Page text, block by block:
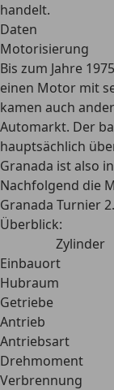
handelt.
Daten
Motorisierung
Bis zum Jahre
einen Motor mit
kamen auch
Automarkt. Der
hauptsächlich
Granada ist also
Nachfolgend die
Granada Turnier
Überblick:
Zylinder
Einbauort
Hubraum
Getriebe
Antrieb
Antriebsart
Drehmoment
Verbrennung